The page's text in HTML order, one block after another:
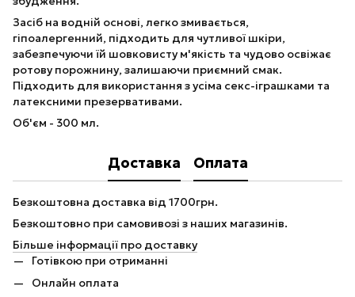
Засіб на водній основі, легко змивається,
гіпоалергенний, підходить для чутливої шкіри,
забезпечуючи їй шовковисту м'якість та чудово освіжає
ротову порожнину, залишаючи приємний смак.
Підходить для використання з усіма секс-іграшками та
латексними презервативами.
Об'єм - 300 мл.
Доставка Оплата
Безкоштовна доставка від 1700грн.
Безкоштовно при самовивозі з наших магазинів.
Більше інформації про доставку
Готівкою при отриманні
Онлайн оплата